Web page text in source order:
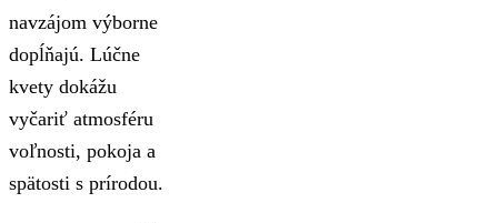
navzájom výborne
dopĺňajú. Lúčne
kvety dokážu
vyčariť atmosféru
voľnosti, pokoja a
spätosti s prírodou.